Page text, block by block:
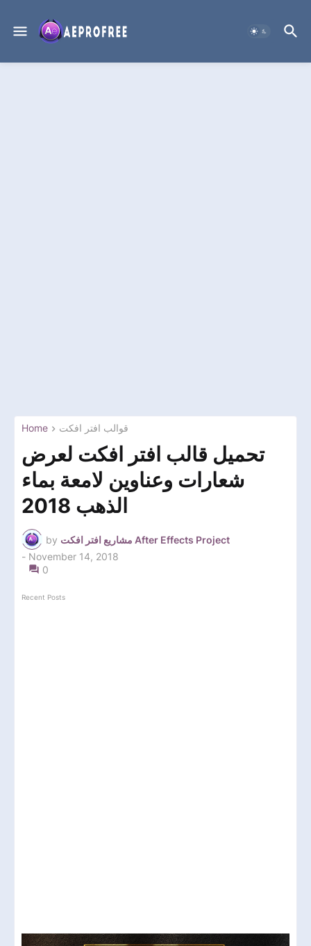
Home قوالب افتر افكت
تحميل قالب افتر افكت لعرض
شعارات وعناوين لامعة بماء
الذهب 2018
by
مشاريع افتر افكت After Effects Project
- November 14, 2018
0
Recent Posts